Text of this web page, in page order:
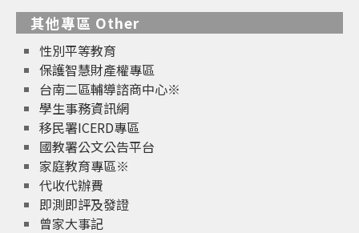
其他專區 Other
性別平等教育
保護智慧財產權專區
台南二區輔導諮商中心※
學生事務資訊網
移民署ICERD專區
國教署公文公告平台
家庭教育專區※
代收代辦費
即測即評及發證
曾家大事記